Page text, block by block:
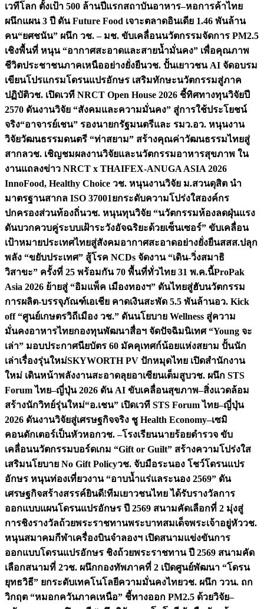
เวทีโลก ตั้งเป้า 500 ล้านปีแรกสถาบันอาหาร–หอการค้าไทย
ผนึกแผน 3 ปี ดัน Future Food เจาะตลาดอินเดีย 1.46 พันล้าน
คน“ยศชนัน” ผนึก วช. – มช. ขับเคลื่อนนวัตกรรมจัดการ PM2.5
เชิงพื้นที่ หนุน “อากาศสะอาดและสายน้ำมั่นคง” เพื่อคุณภาพ
ชีวิตประชาชนภาคเหนืออย่างยั่งยืนวช. ปั้นเยาวชน AI จัดอบรม
เขียนโปรแกรมโดรนแปรอักษร เสริมทักษะนวัตกรรมสู่ภาค
ปฏิบัติวช. เปิดเวที NRCT Open House 2026 ชี้ทิศทางทุนวิจัยปี
2570 ดันงานวิจัย “สังคมและความมั่นคง” สู่การใช้ประโยชน์
จริง“อาจารย์เชน” รองนายกรัฐมนตรีและ รมว.อว. หนุนงาน
วิจัยวัฒนธรรมดนตรี “ท่าสยาม” สร้างคุณค่าวัฒนธรรมไทยสู่
สากลวช. เชิญชมผลงานวิจัยและนวัตกรรมอาหารสุขภาพ ใน
งานแถลงข่าว NRCT x THAIFEX-ANUGA ASIA 2026
InnoFood, Healthy Choice วช. หนุนงานวิจัย ม.สวนดุสิต นำ
มาตรฐานสากล ISO 37001ยกระดับความโปร่งใสองค์กร
ปกครองส่วนท้องถิ่นวช. หนุนทุนวิจัย “นวัตกรรมห้องลดฝุ่นแรง
ดันบวกควบคู่ระบบเฝ้าระวังอัจฉริยะด้วยเซ็นเซอร์” ขับเคลื่อน
เป้าหมายประเทศไทยสู่สังคมอากาศสะอาดอย่างยั่งยืนสสส.ปลุก
พลัง “ขยับประเทศ” สู้โรค NCDs จัดงาน “เดิน-วิ่งสมาธิ
วิสาขะ” ครั้งที่ 25 พร้อมกัน 70 พื้นที่ทั่วไทย 31 พ.ค.นี้ProPak
Asia 2026 ย้ายสู่ “อิมแพ็ค เมืองทองฯ” ดันไทยสู่ฮับนวัตกรรม
การผลิต-บรรจุภัณฑ์เอเชีย คาดเงินสะพัด 5.5 พันล้านอว. Kick
off “ศูนย์เกษตรวิถีเมือง วช.” ดันนโยบาย Wellness สู่ความ
มั่นคงอาหารไทยกองทุนพัฒนาสื่อฯ จัดปัจฉิมนิเทศ “Young จะ
เล่า” มอบประกาศนียบัตร 60 มัคคุเทศก์น้อยแห่งสยาม ปั้นนัก
เล่าเรื่องรุ่นใหม่SKYWORTH PV ปักหมุดไทย เปิดสำนักงาน
ใหม่ เดินหน้าพลังงานสะอาดลุยอาเซียนเต็มสูบวช. ผนึก STS
Forum ไทย–ญี่ปุ่น 2026 ดัน AI ขับเคลื่อนสุขภาพ–สิ่งแวดล้อม
สร้างนักวิทย์รุ่นใหม่“อ.เชน” เปิดเวที STS Forum ไทย–ญี่ปุ่น
2026 ดันงานวิจัยสู่เศรษฐกิจจริง ชู Health Economy–เซมิ
คอนดักเตอร์เป็นหัวหอกวช. –โรงเรียนนายร้อยตำรวจ ขับ
เคลื่อนนวัตกรรมบอร์ดเกม “Gift or Guilt” สร้างความโปร่งใส
เสริมนโยบาย No Gift Policyวช. จับมือระนอง โชว์โดรนแปร
อักษร หนุนท่องเที่ยวงาน “อาบน้ำแร่แลระนอง 2569” ดัน
เศรษฐกิจสร้างสรรค์ยินดี!ทีมเยาวชนไทย ได้รับรางวัลการ
ออกแบบแผนโดรนแปรอักษร ปี 2569 สนามคัดเลือกที่ 2 มุ่งสู่
การชิงรางวัลถ้วยพระราชทานพระบาทสมเด็จพระเจ้าอยู่หัววช.
หนุนสมาคมกีฬาเครื่องบินจำลองฯ เปิดสนามแข่งขันการ
ออกแบบโดรนแปรอักษร ชิงถ้วยพระราชทาน ปี 2569 สนามคัด
เลือกสนามที่ 2วช. ผนึกกองทัพภาคที่ 2 เปิดศูนย์พัฒนา “โดรน
ยุทธวิธี” ยกระดับเทคโนโลยีความมั่นคงไทยวช. ผนึก ววน. ถก
วิกฤต “หมอกควันภาคเหนือ” ชี้ทางออก PM2.5 ด้วยวิจัย–